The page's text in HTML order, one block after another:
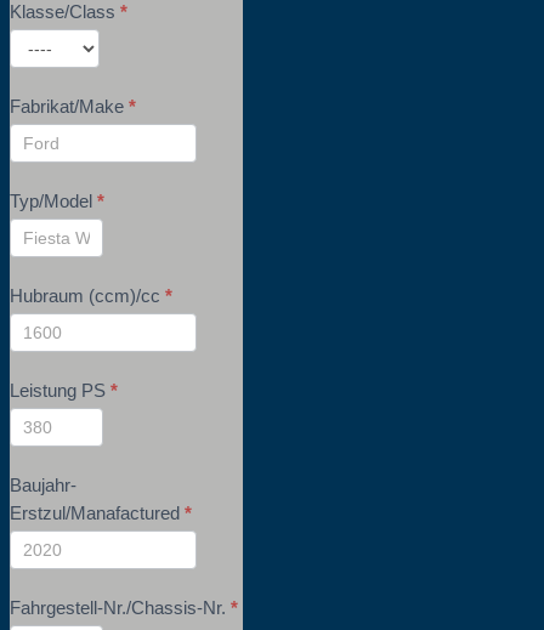
Klasse/Class *
Fabrikat/Make *
Typ/Model *
Hubraum (ccm)/cc *
Leistung PS *
Baujahr-
Erstzul/Manafactured *
Fahrgestell-Nr./Chassis-Nr. *